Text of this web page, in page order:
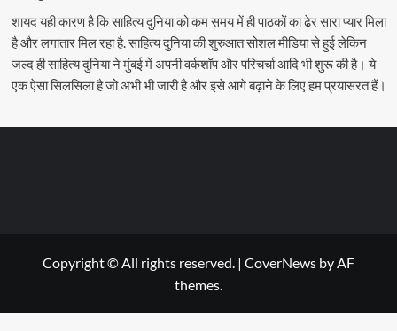
शायद यही कारण है कि साहित्य दुनिया को कम समय में ही पाठकों का ढेर सारा प्यार मिला
है और लगातार मिल रहा है. साहित्य दुनिया की शुरुआत सोशल मीडिया से हुई लेकिन
जल्द ही साहित्य दुनिया ने मुंबई में अपनी वर्कशॉप और परिचर्चा आदि भी शुरू की है। ये
एक ऐसा सिलसिला है जो अभी भी जारी है और इसे आगे बढ़ाने के लिए हम प्रयासरत हैं।
Copyright © All rights reserved. | CoverNews by AF
themes.